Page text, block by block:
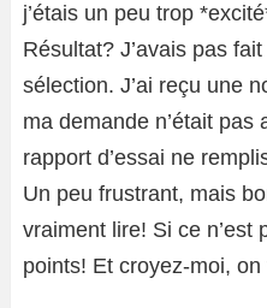
j’étais un peu trop
Résultat? J’avais pas
sélection. J’ai reçu une
ma demande n’était pas
rapport d’essai ne
Un peu frustrant, mais
vraiment lire! Si ce n’est
points! Et croyez-moi,